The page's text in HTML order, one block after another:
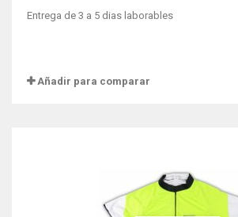
Entrega de 3 a 5 dias laborables
Añadir para comparar